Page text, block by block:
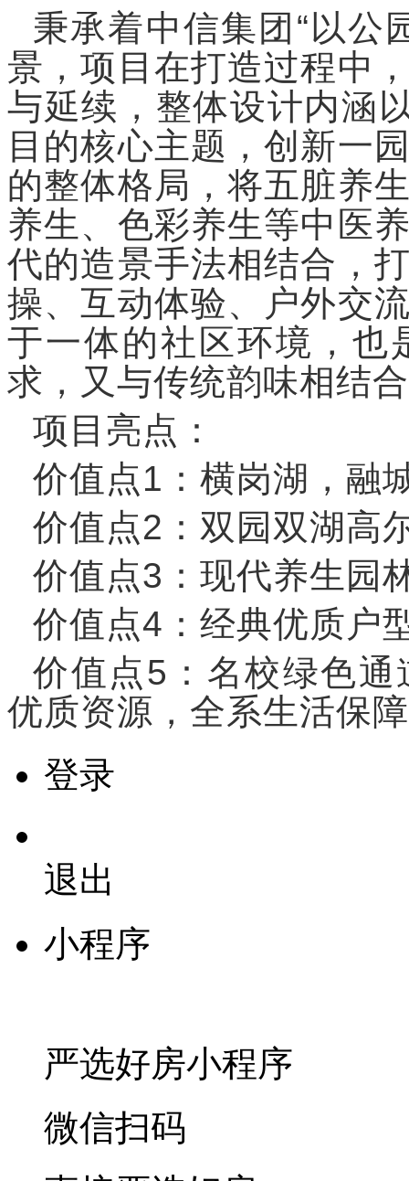
秉承着中信集团“以公
景，项目在打造过程中
与延续，整体设计内涵
目的核心主题，创新一
的整体格局，将五脏养
养生、色彩养生等中医
代的造景手法相结合，
操、互动体验、户外交
于一体的社区环境，也
求，又与传统韵味相结
项目亮点：
价值点1：横岗湖，融
价值点2：双园双湖高
价值点3：现代养生园
价值点4：经典优质户
价值点5：名校绿色
优质资源，全系生活保障
登录
退出
小程序
严选好房小程序
微信扫码